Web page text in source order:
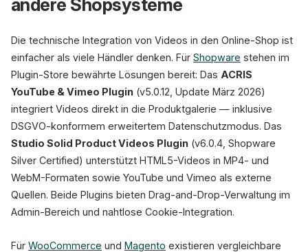
andere Shopsysteme
Die technische Integration von Videos in den Online-Shop ist
einfacher als viele Händler denken. Für Shopware stehen im
Plugin-Store bewährte Lösungen bereit: Das ACRIS
YouTube & Vimeo Plugin (v5.0.12, Update März 2026)
integriert Videos direkt in die Produktgalerie — inklusive
DSGVO-konformem erweitertem Datenschutzmodus. Das
Studio Solid Product Videos Plugin (v6.0.4, Shopware
Silver Certified) unterstützt HTML5-Videos in MP4- und
WebM-Formaten sowie YouTube und Vimeo als externe
Quellen. Beide Plugins bieten Drag-and-Drop-Verwaltung im
Admin-Bereich und nahtlose Cookie-Integration.
Für WooCommerce und Magento existieren vergleichbare